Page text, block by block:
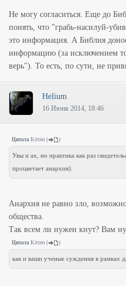
Не могу согласиться. Еще до
понять, что "грабь-насилуй-
это информация. А Библия
информацию (за исключением
верь"). То есть, по сути, не
Helium
16 Июня 2014, 18:46
Цитата Kitten ( )
Увы и ах, но практика как раз
процветает анархия).
Анархия не равно зло,
общества.
Так всем ли нужен кнут? Вам
Цитата Kitten ( )
как и ваши ученые суждения в рамках